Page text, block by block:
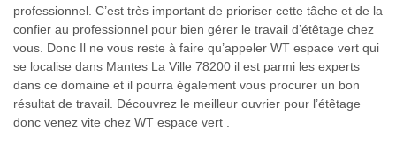
professionnel. C’est très important de prioriser cette tâche et de la
confier au professionnel pour bien gérer le travail d’étêtage chez
vous. Donc Il ne vous reste à faire qu’appeler WT espace vert qui
se localise dans Mantes La Ville 78200 il est parmi les experts
dans ce domaine et il pourra également vous procurer un bon
résultat de travail. Découvrez le meilleur ouvrier pour l’étêtage
donc venez vite chez WT espace vert .